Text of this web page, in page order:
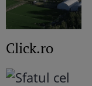
Click.ro